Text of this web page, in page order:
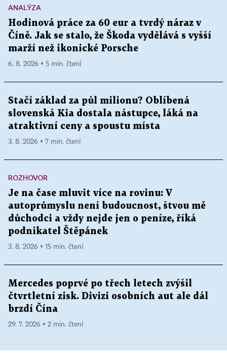
ANALÝZA
Hodinová práce za 60 eur a tvrdý náraz v
Číně. Jak se stalo, že Škoda vydělává s vyšší
marží než ikonické Porsche
6. 8. 2026 ▪ 5 min. čtení
Stačí základ za půl milionu? Oblíbená
slovenská Kia dostala nástupce, láká na
atraktivní ceny a spoustu místa
3. 8. 2026 ▪ 7 min. čtení
ROZHOVOR
Je na čase mluvit více na rovinu: V
autoprůmyslu není budoucnost, štvou mě
důchodci a vždy nejde jen o peníze, říká
podnikatel Štěpánek
3. 8. 2026 ▪ 15 min. čtení
Mercedes poprvé po třech letech zvýšil
čtvrtletní zisk. Divizi osobních aut ale dál
brzdí Čína
29. 7. 2026 ▪ 2 min. čtení